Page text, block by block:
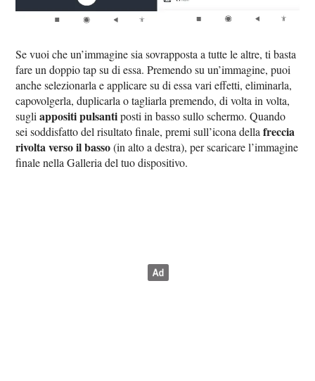
Se vuoi che un’immagine sia sovrapposta a tutte le altre, ti basta
fare un doppio tap su di essa. Premendo su un’immagine, puoi
anche selezionarla e applicare su di essa vari effetti, eliminarla,
capovolgerla, duplicarla o tagliarla premendo, di volta in volta,
sugliappositi pulsantiposti in basso sullo schermo. Quando
sei soddisfatto del risultato finale, premi sull’icona dellafreccia
rivolta verso il basso(in alto a destra), per scaricare l’immagine
finale nella Galleria del tuo dispositivo.